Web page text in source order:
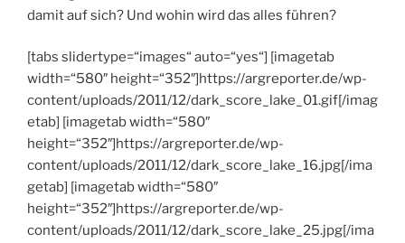
damit auf sich? Und wohin wird das alles führen?
[tabs slidertype=“images“ auto=“yes“] [imagetab
width=“580″ height=“352″]https://argreporter.de/wp-
content/uploads/2011/12/dark_score_lake_01.gif[/imag
etab] [imagetab width=“580″
height=“352″]https://argreporter.de/wp-
content/uploads/2011/12/dark_score_lake_16.jpg[/ima
getab] [imagetab width=“580″
height=“352″]https://argreporter.de/wp-
content/uploads/2011/12/dark_score_lake_25.jpg[/ima